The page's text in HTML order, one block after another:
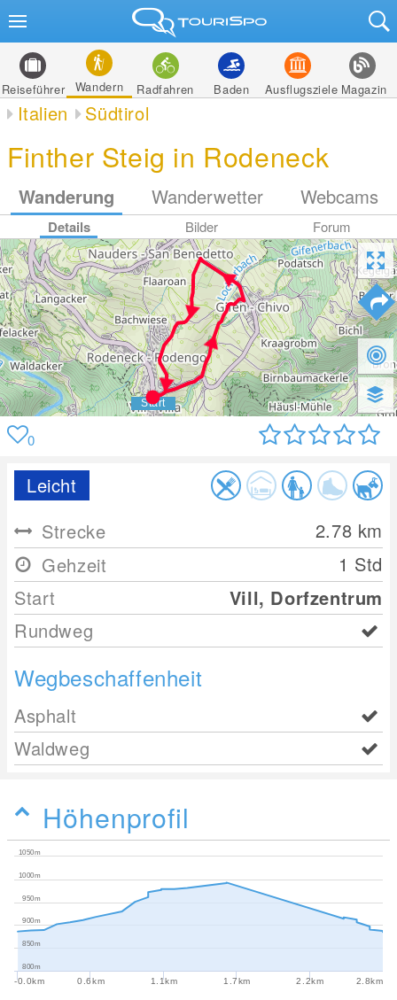
Reiseführer Wandern Radfahren Baden Ausflugsziele Magazin
Italien Südtirol
Finther Steig in Rodeneck
Wanderung Wanderwetter Webcams
Details Bilder Forum
0
Leicht
Strecke
2.78 km
Gehzeit
1 Std
Start
Vill, Dorfzentrum
Rundweg
Wegbeschaffenheit
Asphalt
Waldweg
Höhenprofil
-0.0km 0.6km 1.1km 1.7km 2.2km 2.8km
800m
850m
900m
950m
1000m
1050m